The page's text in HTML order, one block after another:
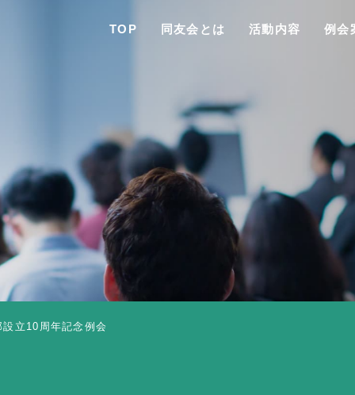
TOP 同友会とは 活動内容 例会
同友会と
立10周年記念例会